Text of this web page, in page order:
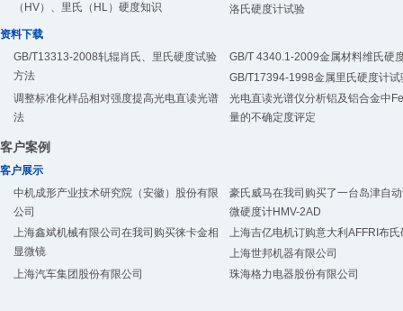
（HV）、里氏（HL）硬度知识
洛氏硬度计试验
资料下载
GB/T13313-2008轧辊肖氏、里氏硬度试验
方法
GB/T 4340.1-2009金属材料维氏硬
GB/T17394-1998金属里氏硬度计试
调整标准化样品相对强度提高光电直读光谱
法
光电直读光谱仪分析铝及铝合金中
量的不确定度评定
客户案例
客户展示
中机成形产业技术研究院（安徽）股份有限
公司
豪氏威马在我司购买了一台岛津自
微硬度计HMV-2AD
上海鑫斌机械有限公司在我司购买徕卡金相
显微镜
上海吉亿电机订购意大利AFFRI布氏
上海世邦机器有限公司
上海汽车集团股份有限公司
珠海格力电器股份有限公司